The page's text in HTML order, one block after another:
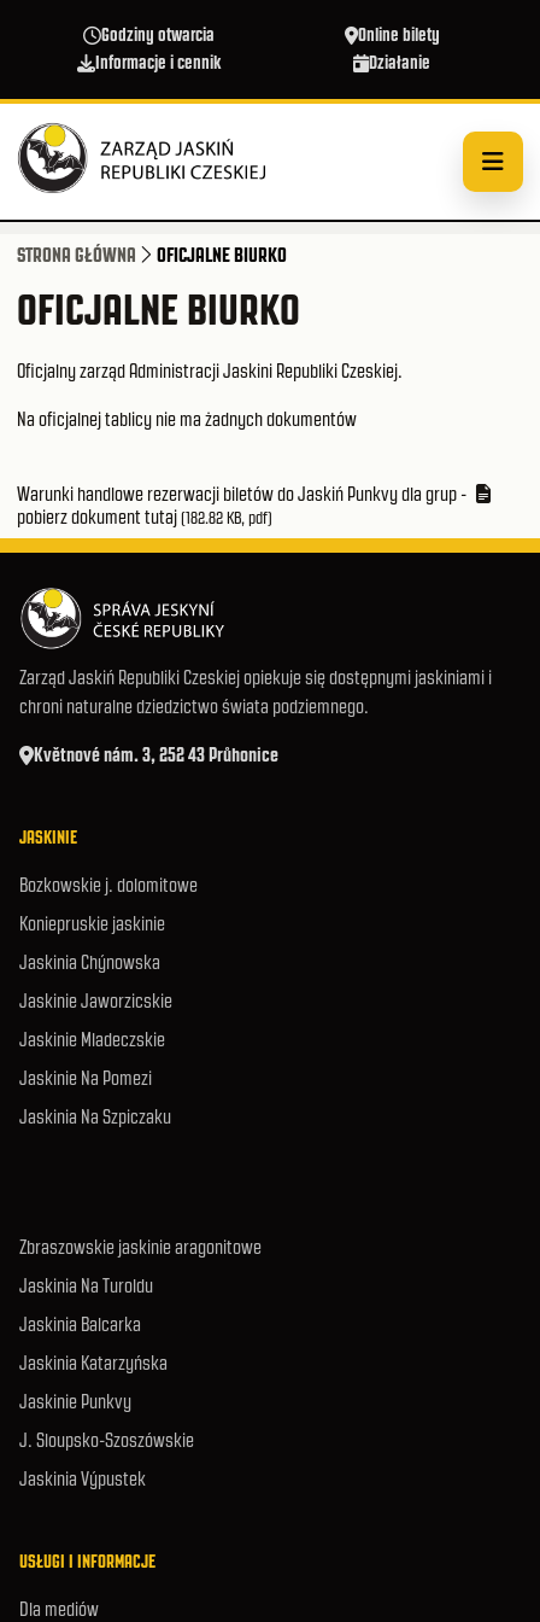
Godziny otwarcia
Online bilety
Informacje i cennik
Działanie
STRONA GŁÓWNA OFICJALNE BIURKO
OFICJALNE BIURKO
Oficjalny zarząd Administracji Jaskini Republiki Czeskiej.
Na oficjalnej tablicy nie ma żadnych dokumentów
Warunki handlowe rezerwacji biletów do Jaskiń Punkvy dla grup -
pobierz dokument tutaj(182.82 KB, pdf)
Zarząd Jaskiń Republiki Czeskiej opiekuje się dostępnymi jaskiniami i
chroni naturalne dziedzictwo świata podziemnego.
Květnové nám. 3, 252 43 Průhonice
JASKINIE
Bozkowskie j. dolomitowe
Koniepruskie jaskinie
Jaskinia Chýnowska
Jaskinie Jaworzicskie
Jaskinie Mladeczskie
Jaskinie Na Pomezi
Jaskinia Na Szpiczaku
Zbraszowskie jaskinie aragonitowe
Jaskinia Na Turoldu
Jaskinia Balcarka
Jaskinia Katarzyńska
Jaskinie Punkvy
J. Sloupsko-Szoszówskie
Jaskinia Výpustek
USŁUGI I INFORMACJE
Dla mediów